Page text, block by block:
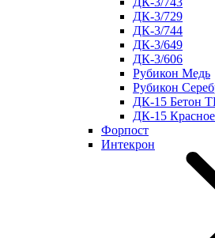
ДК-3/729
ДК-3/744
ДК-3/649
ДК-3/606
Рубикон Медь
Рубикон
ДК-15 Бетон
ДК-15
Форпост
Интекрон